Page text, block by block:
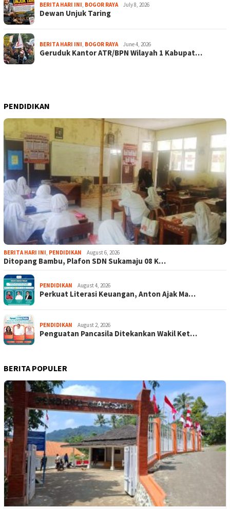
BERITA HARI INI BOGOR RAYA July 8, 2026
Dewan Unjuk Taring
BERITA HARI INI BOGOR RAYA June 4, 2026
Geruduk Kantor ATR/BPN Wilayah 1 Kabupat…
PENDIDIKAN
BERITA HARI INI PENDIDIKAN August 6, 2026
Ditopang Bambu, Plafon SDN Sukamaju 08 K…
PENDIDIKAN August 4, 2026
Perkuat Literasi Keuangan, Anton Ajak Ma…
PENDIDIKAN August 2, 2026
Penguatan Pancasila Ditekankan Wakil Ket…
BERITA POPULER